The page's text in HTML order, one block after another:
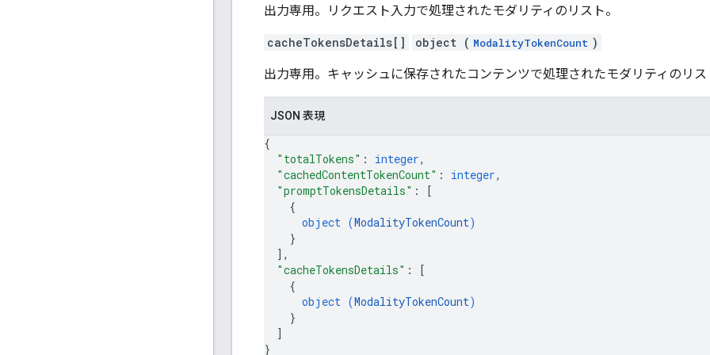
出力専用。リクエスト入力で処理されたモダリティのリスト。
cacheTokensDetails[] object ( ModalityTokenCount )
出力専用。キャッシュに保存されたコンテンツで処理されたモダリティのリス
JSON 表現
{
"totalTokens" : integer,
"cachedContentTokenCount" : integer,
"promptTokensDetails" :
[
{
object (ModalityTokenCount)
}
] ,
"cacheTokensDetails" :
[
{
object (ModalityTokenCount)
}
]
}